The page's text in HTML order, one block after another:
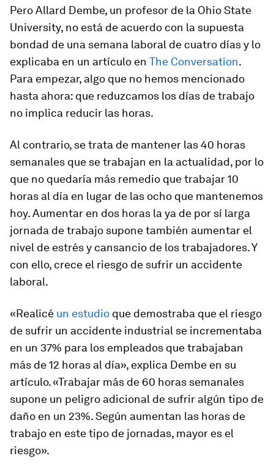
Pero Allard Dembe, un profesor de la Ohio State
University, no está de acuerdo con la supuesta
bondad de una semana laboral de cuatro días y lo
explicaba en un artículo en The Conversation.
Para empezar, algo que no hemos mencionado
hasta ahora: que reduzcamos los días de trabajo
no implica reducir las horas.
Al contrario, se trata de mantener las 40 horas
semanales que se trabajan en la actualidad, por lo
que no quedaría más remedio que trabajar 10
horas al día en lugar de las ocho que mantenemos
hoy. Aumentar en dos horas la ya de por sí larga
jornada de trabajo supone también aumentar el
nivel de estrés y cansancio de los trabajadores. Y
con ello, crece el riesgo de sufrir un accidente
laboral.
«Realicé un estudio que demostraba que el riesgo
de sufrir un accidente industrial se incrementaba
en un 37% para los empleados que trabajaban
más de 12 horas al día», explica Dembe en su
artículo. «Trabajar más de 60 horas semanales
supone un peligro adicional de sufrir algún tipo de
daño en un 23%. Según aumentan las horas de
trabajo en este tipo de jornadas, mayor es el
riesgo».